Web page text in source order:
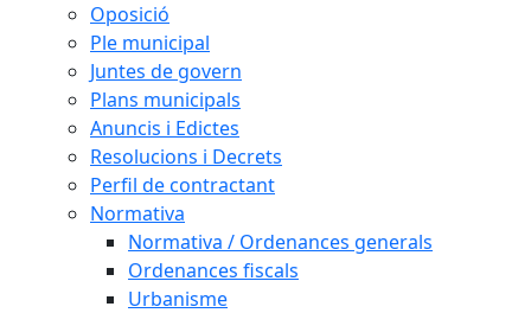
Oposició
Ple municipal
Juntes de govern
Plans municipals
Anuncis i Edictes
Resolucions i Decrets
Perfil de contractant
Normativa
Normativa / Ordenances generals
Ordenances fiscals
Urbanisme